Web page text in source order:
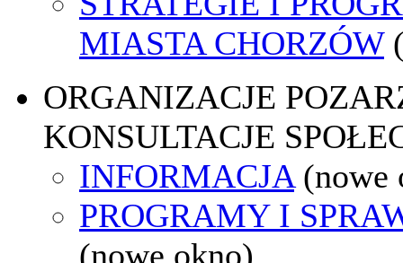
MIASTA CHORZÓW
ORGANIZACJE
KONSULTACJE
INFORMACJA (nowe
PROGRAMY I
(nowe okno)